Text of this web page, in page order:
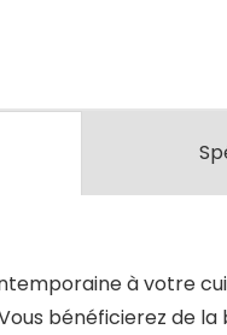
à votre
bénéficierez de